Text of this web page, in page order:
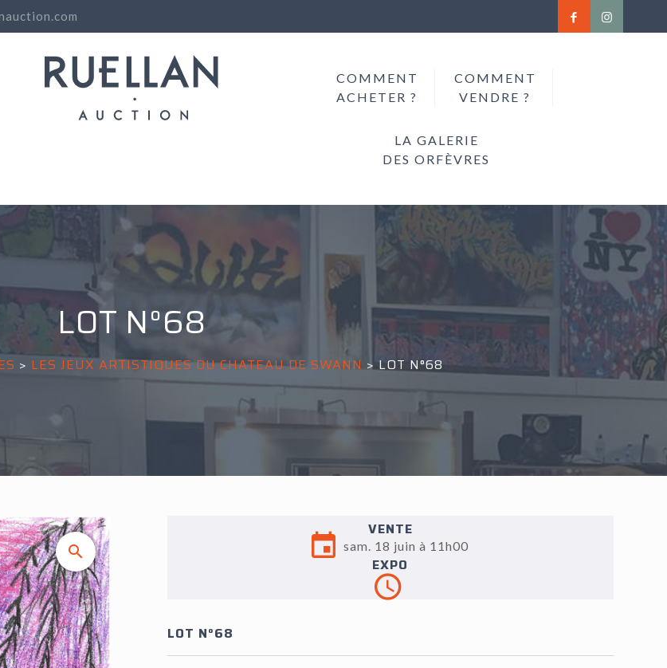
COMMENT
ACHETER ?
COMMENT
VENDRE ?
LA GALERIE
DES ORFÈVRES
LOT N°68
> LES JEUX ARTISTIQUES DU CHATEAU DE SWANN >LOT N°68
VENTE
sam. 18 juin à 11h00
EXPO
LOT N°68